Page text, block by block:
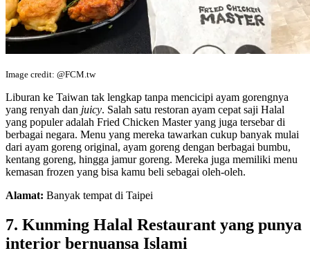
Image credit: @FCM.tw
Liburan ke Taiwan tak lengkap tanpa mencicipi ayam gorengnya
yang renyah dan juicy. Salah satu restoran ayam cepat saji Halal
yang populer adalah Fried Chicken Master yang juga tersebar di
berbagai negara. Menu yang mereka tawarkan cukup banyak mulai
dari ayam goreng original, ayam goreng dengan berbagai bumbu,
kentang goreng, hingga jamur goreng. Mereka juga memiliki menu
kemasan frozen yang bisa kamu beli sebagai oleh-oleh.
Alamat: Banyak tempat di Taipei
7. Kunming Halal Restaurant yang punya
interior bernuansa Islami